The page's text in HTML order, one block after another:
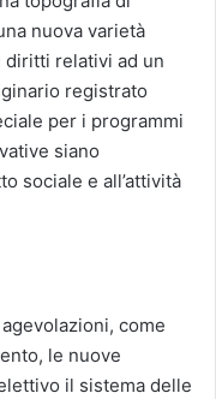
nuova varietà
relativi ad un
registrato
per i programmi
siano
sociale e all’attività
come
le nuove
il sistema delle